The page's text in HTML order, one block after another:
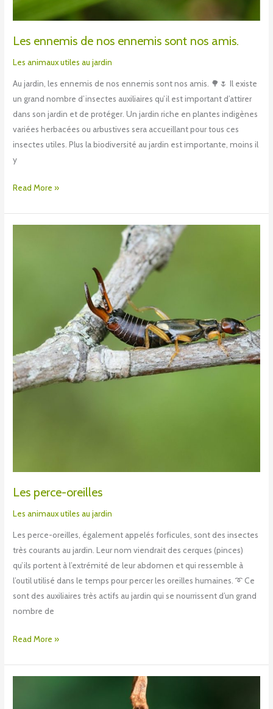
Les ennemis de nos ennemis sont nos amis.
Les animaux utiles au jardin
Au jardin, les ennemis de nos ennemis sont nos amis. 🌳🌷 Il existe
un grand nombre d’insectes auxiliaires qu’il est important d’attirer
dans son jardin et de protéger. Un jardin riche en plantes indigènes
variées herbacées ou arbustives sera accueillant pour tous ces
insectes utiles. Plus la biodiversité au jardin est importante, moins il
y
Read More »
Les perce-oreilles
Les animaux utiles au jardin
Les perce-oreilles, également appelés forficules, sont des insectes
très courants au jardin. Leur nom viendrait des cerques (pinces)
qu’ils portent à l’extrémité de leur abdomen et qui ressemble à
l’outil utilisé dans le temps pour percer les oreilles humaines. ➰ Ce
sont des auxiliaires très actifs au jardin qui se nourrissent d’un grand
nombre de
Read More »